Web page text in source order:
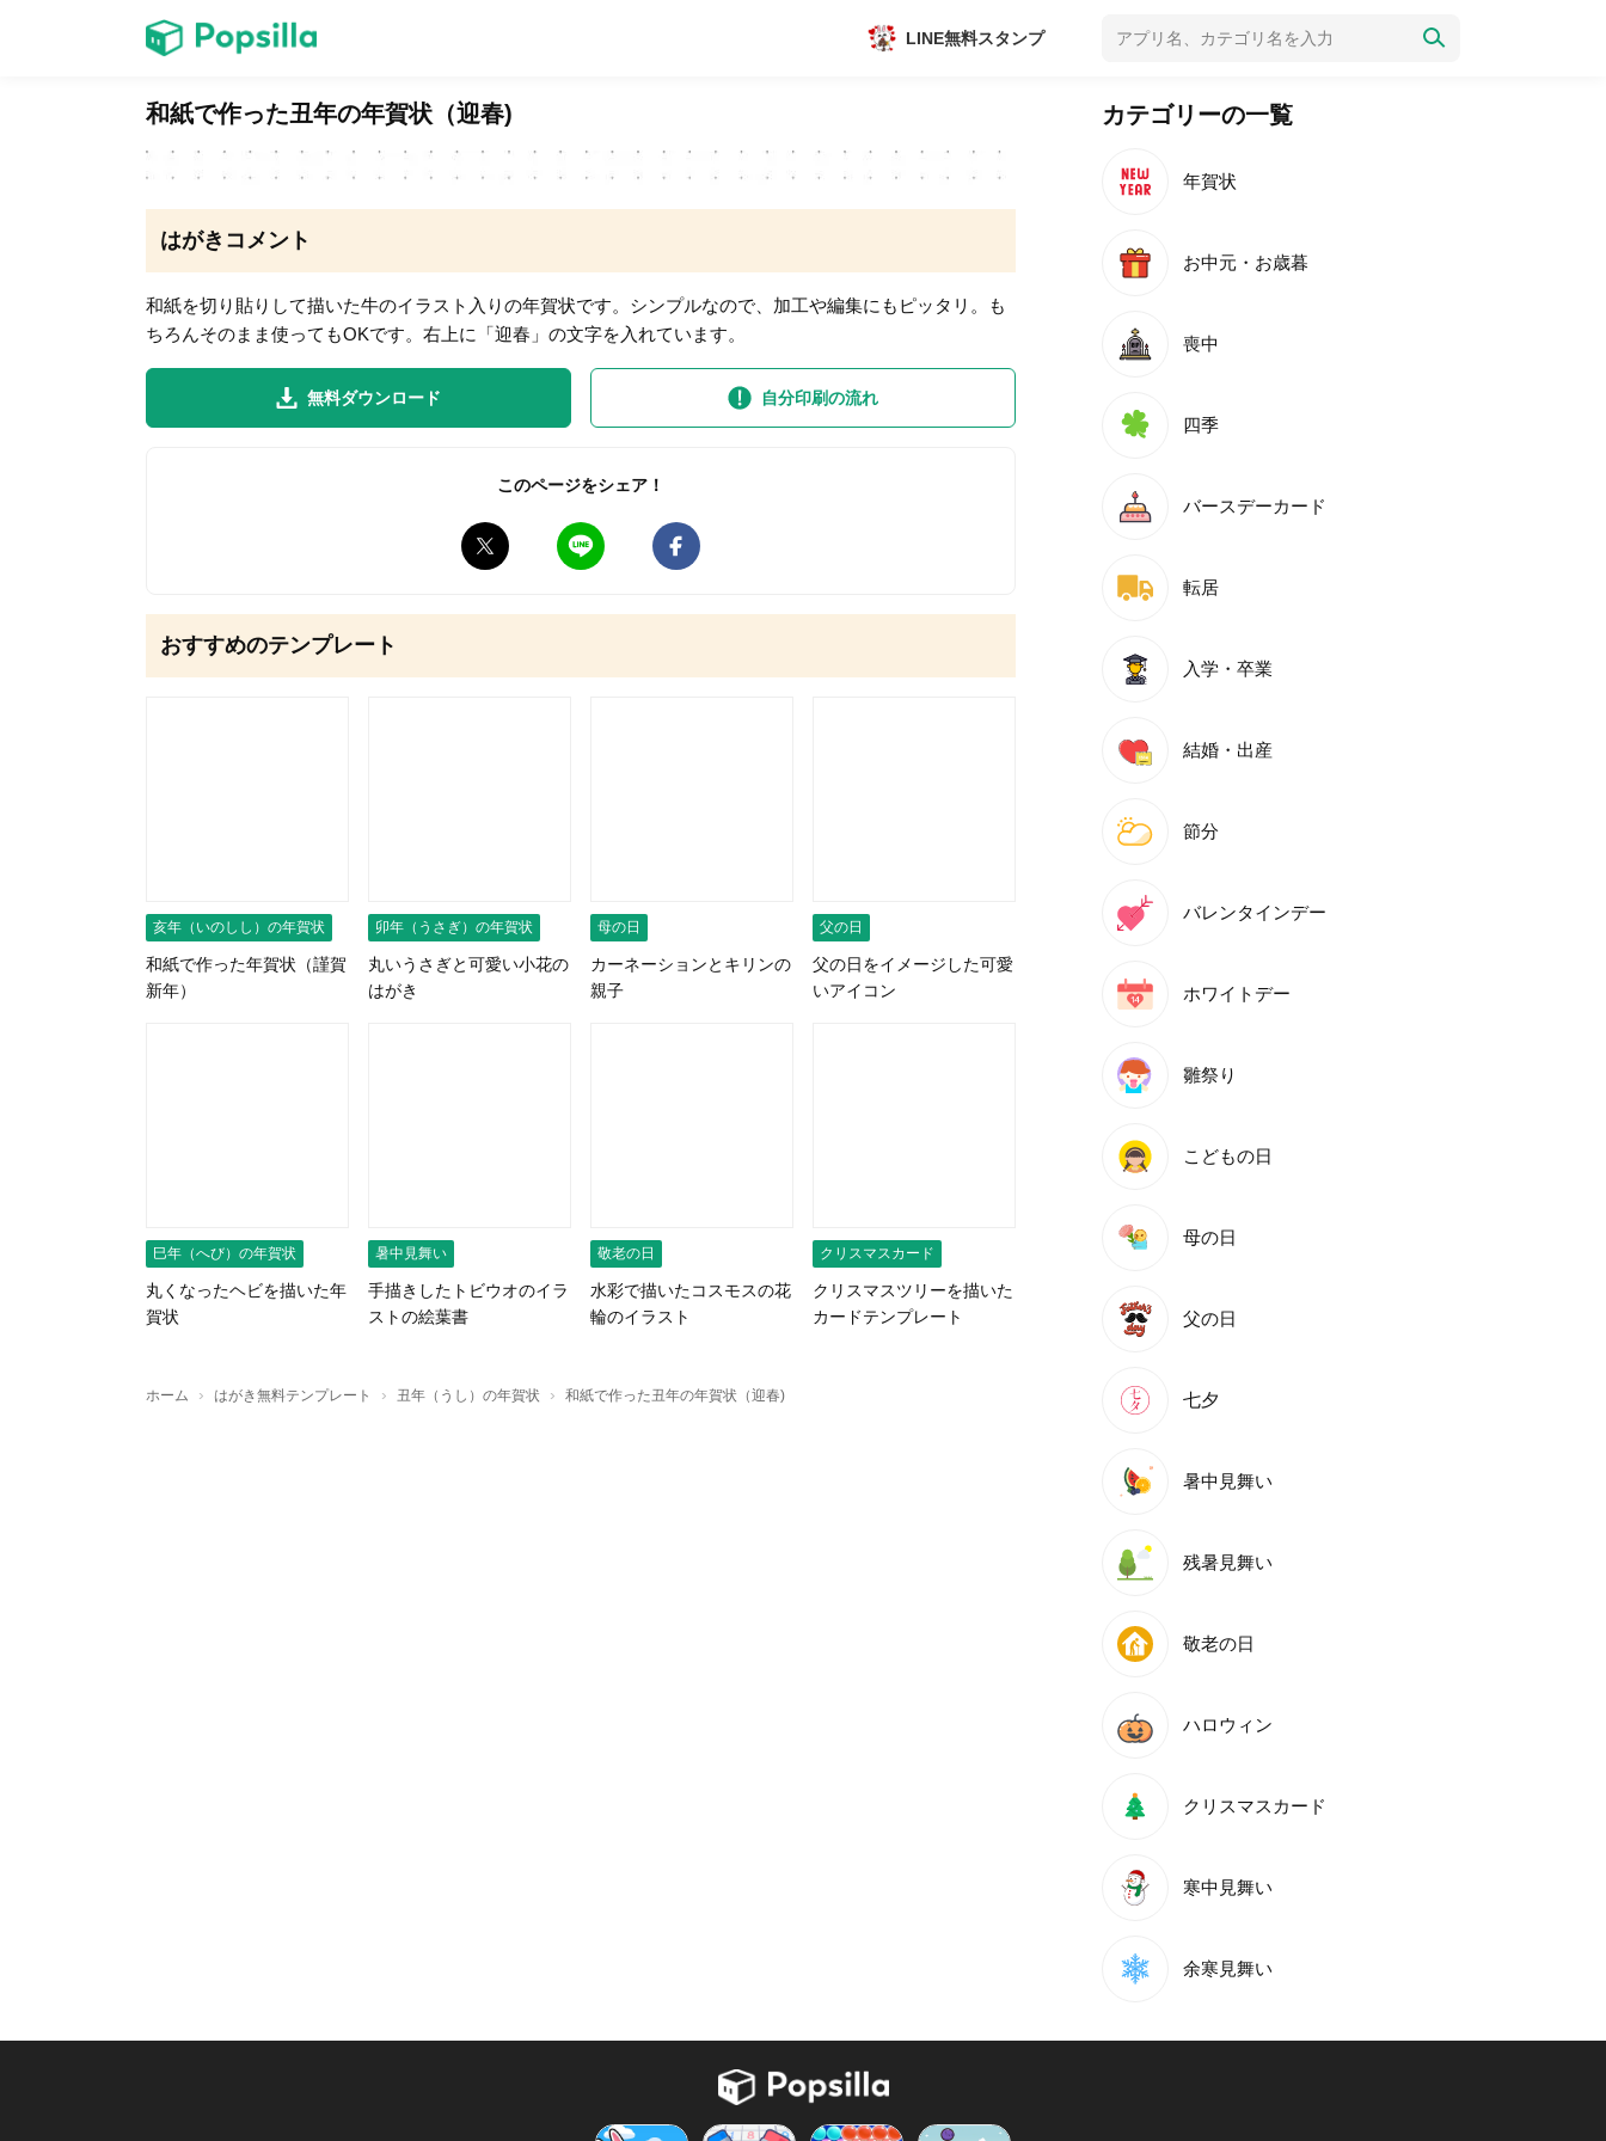
ゲーム 新作
LINE無料スタンプ
数独無料ゲーム
LINE無料スタンプ
和紙で作った丑年の年賀状（迎春)
はがきコメント
和紙を切り貼りして描いた牛のイラスト入りの年賀状です。シンプルなので、加工や編集にもピッタリ。も
ちろんそのまま使ってもOKです。右上に「迎春」の文字を入れています。
無料ダウンロード 自分印刷の流れ
このページをシェア！
おすすめのテンプレート
亥年（いのしし）の年賀状
和紙で作った年賀状（謹賀
新年）
卯年（うさぎ）の年賀状
丸いうさぎと可愛い小花の
はがき
母の日
カーネーションとキリンの
親子
父の日
父の日をイメージした可愛
いアイコン
巳年（へび）の年賀状
丸くなったヘビを描いた年
賀状
暑中見舞い
手描きしたトビウオのイラ
ストの絵葉書
敬老の日
水彩で描いたコスモスの花
輪のイラスト
クリスマスカード
クリスマスツリーを描いた
カードテンプレート
ホーム › はがき無料テンプレート › 丑年（うし）の年賀状 › 和紙で作った丑年の年賀状（迎春)
カテゴリーの一覧
年賀状
お中元・お歳暮
喪中
四季
バースデーカード
転居
入学・卒業
結婚・出産
節分
バレンタインデー
ホワイトデー
雛祭り
こどもの日
母の日
父の日
七夕
暑中見舞い
残暑見舞い
敬老の日
ハロウィン
クリスマスカード
寒中見舞い
余寒見舞い